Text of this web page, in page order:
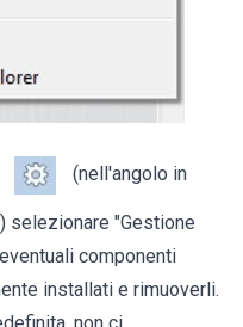
(nell'angolo in
selezionare "Gestione
componenti
installati e rimuoverli.